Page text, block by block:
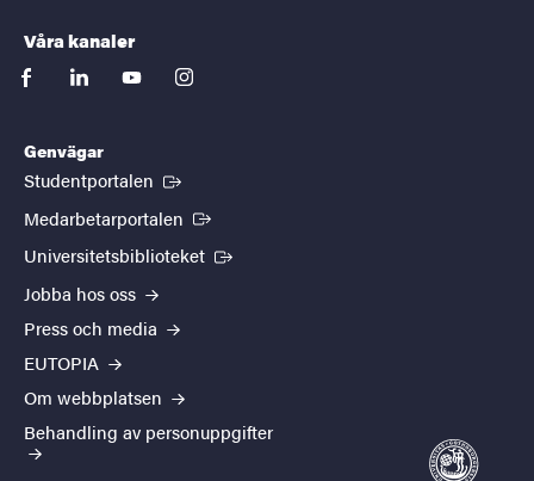
Våra kanaler
facebooklinkedinyoutubeinstagram
Genvägar
Studentportalen (Extern länk)
Medarbetarportalen (Extern länk)
Universitetsbiblioteket (Extern länk)
Jobba hos oss
Press och media
EUTOPIA
Om webbplatsen
Behandling av personuppgifter